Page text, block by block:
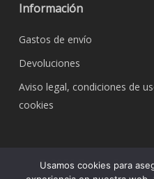
Información
Gastos de envío
Devoluciones
Aviso legal, condiciones de
cookies
© 2026 Bazar
Usamos cookies para